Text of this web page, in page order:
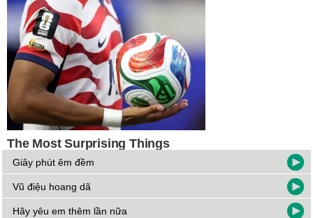
Giây phút êm đềm
Vũ điệu hoang dã
Hãy yêu em thêm lần nữa